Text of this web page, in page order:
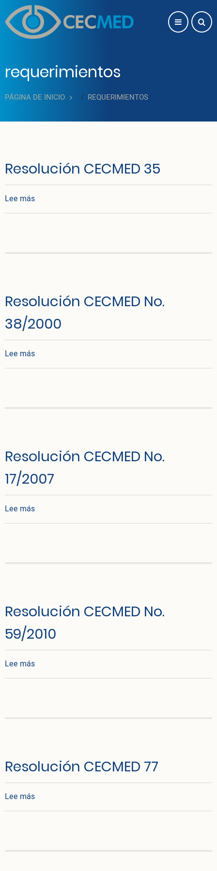
Pasar al contenido principal
requerimientos
PÁGINA DE INICIO REQUERIMIENTOS
Resolución CECMED 35
Lee mássobre Resolución CECMED 35
Resolución CECMED No.
38/2000
Lee mássobre Resolución CECMED No. 38/2000
Resolución CECMED No.
17/2007
Lee mássobre Resolución CECMED No. 17/2007
Resolución CECMED No.
59/2010
Lee mássobre Resolución CECMED No. 59/2010
Resolución CECMED 77
Lee mássobre Resolución CECMED 77